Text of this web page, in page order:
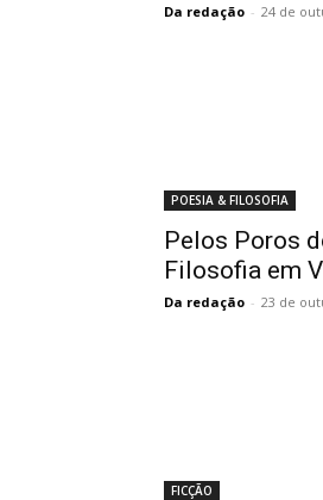
Da redação - 24 de
POESIA & FILOSOFIA
Pelos Poros
Filosofia em
Da redação - 23 de
FICÇÃO